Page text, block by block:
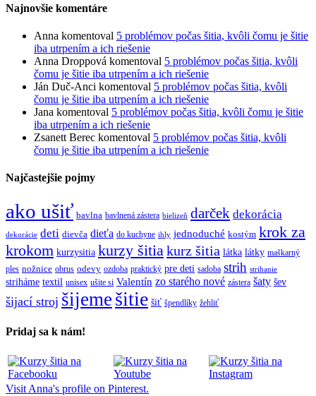
Najnovšie komentáre
Anna komentoval 5 problémov počas šitia, kvôli čomu je šitie
iba utrpením a ich riešenie
Anna Droppová komentoval 5 problémov počas šitia, kvôli
čomu je šitie iba utrpením a ich riešenie
Ján Duč-Anci komentoval 5 problémov počas šitia, kvôli
čomu je šitie iba utrpením a ich riešenie
Jana komentoval 5 problémov počas šitia, kvôli čomu je šitie
iba utrpením a ich riešenie
Zsanett Berec komentoval 5 problémov počas šitia, kvôli
čomu je šitie iba utrpením a ich riešenie
Najčastejšie pojmy
ako ušiť bavlna bavlnená zástera bielizeň darček dekorácia
dekorácie deti dievča dieťa do kuchyne ihly jednoduché kostým krok za
krokom kurzysitia kurzy šitia kurz šitia látka látky maškarný
ples nožnice obrus odevy ozdoba praktický pre deti sadoba strih strihanie
striháme textil unisex ušite si Valentín zo starého nové zástera šaty šev
šijací stroj šijeme šitie šiť špendlíky žehliť
Pridaj sa k nám!
Visit Anna's profile on Pinterest.